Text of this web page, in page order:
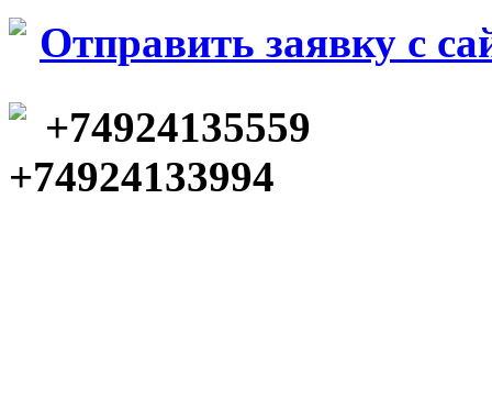
Отправить заявку c
+74924135559
+74924133994